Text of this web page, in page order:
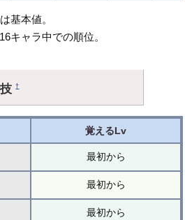
基本値。
キャラ中での順位。
技†
覚えるLv
最初から
最初から
最初から